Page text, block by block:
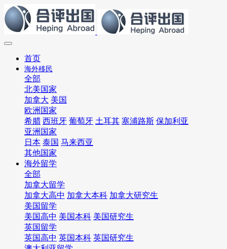
首页
海外移民
全部
北美国家
加拿大 美国
欧洲国家
希腊 西班牙 葡萄牙 土耳其 塞浦路斯 保加利亚
亚洲国家
日本 泰国 马来西亚
其他国家
海外留学
全部
加拿大留学
加拿大高中 加拿大本科 加拿大研究生
美国留学
美国高中 美国本科 美国研究生
英国留学
英国高中 英国本科 英国研究生